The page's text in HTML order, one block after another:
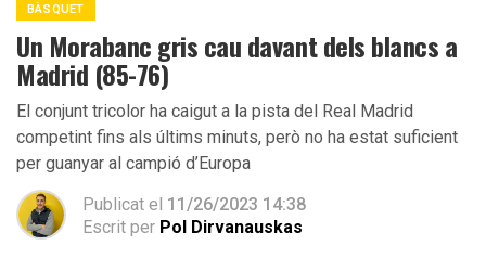
BÀSQUET
Un Morabanc gris cau davant dels blancs a
Madrid (85-76)
El conjunt tricolor ha caigut a la pista del Real Madrid
competint fins als últims minuts, però no ha estat suficient
per guanyar al campió d’Europa
Publicat el 11/26/2023 14:38
Escrit per Pol Dirvanauskas